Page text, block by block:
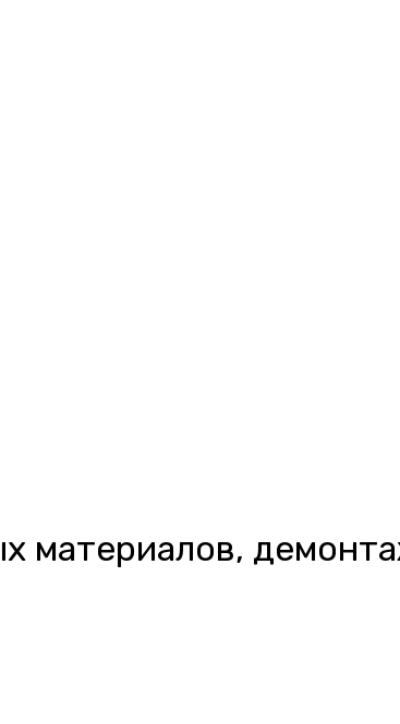
материалов,